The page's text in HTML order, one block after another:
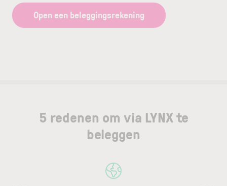
Open een beleggingsrekening
5 redenen om via LYNX te
beleggen